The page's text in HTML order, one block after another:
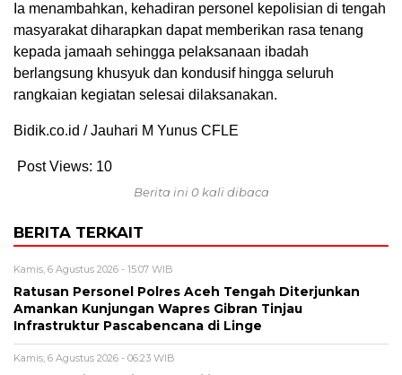
Ia menambahkan, kehadiran personel kepolisian di tengah
masyarakat diharapkan dapat memberikan rasa tenang
kepada jamaah sehingga pelaksanaan ibadah
berlangsung khusyuk dan kondusif hingga seluruh
rangkaian kegiatan selesai dilaksanakan.
Bidik.co.id / Jauhari M Yunus CFLE
Post Views: 10
Berita ini 0 kali dibaca
BERITA TERKAIT
Kamis, 6 Agustus 2026 - 15:07 WIB
Ratusan Personel Polres Aceh Tengah Diterjunkan
Amankan Kunjungan Wapres Gibran Tinjau
Infrastruktur Pascabencana di Linge
Kamis, 6 Agustus 2026 - 06:23 WIB